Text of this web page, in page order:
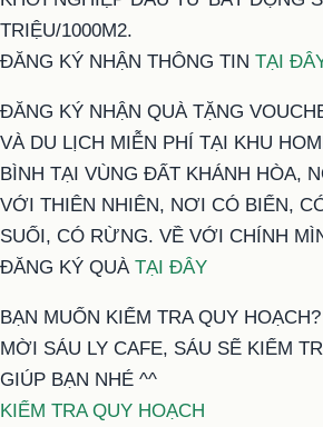
TRIỆU/1000M2.
ĐĂNG KÝ NHẬN THÔNG TIN TẠI
ĐĂNG KÝ NHẬN QUÀ TẶNG
VÀ DU LỊCH MIỄN PHÍ TẠI KHU
BÌNH TẠI VÙNG ĐẤT KHÁNH HÒA,
VỚI THIÊN NHIÊN, NƠI CÓ BIỂN,
SUỐI, CÓ RỪNG. VỀ VỚI CHÍNH
ĐĂNG KÝ QUÀ TẠI ĐÂY
BẠN MUỐN KIỂM TRA QUY HOẠCH?
MỜI SÁU LY CAFE, SÁU SẼ KIỂM
GIÚP BẠN NHÉ ^^
KIỂM TRA QUY HOẠCH